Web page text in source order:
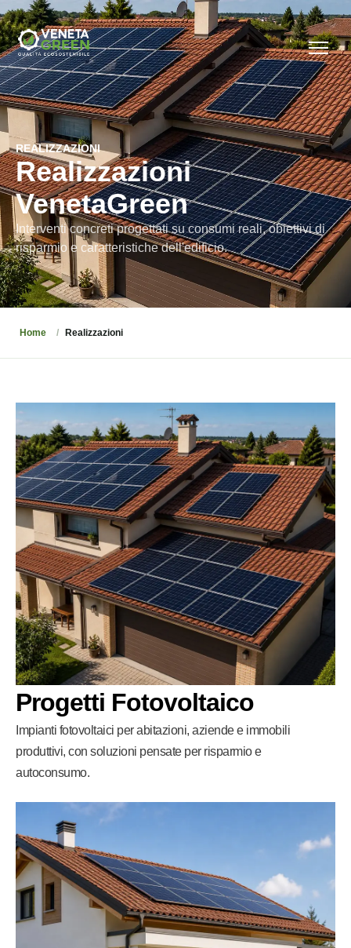
REALIZZAZIONI
Realizzazioni
VenetaGreen
Interventi concreti progettati su consumi reali, obiettivi di
risparmio e caratteristiche dell'edificio.
Home Realizzazioni
Progetti Fotovoltaico
Impianti fotovoltaici per abitazioni, aziende e immobili
produttivi, con soluzioni pensate per risparmio e
autoconsumo.